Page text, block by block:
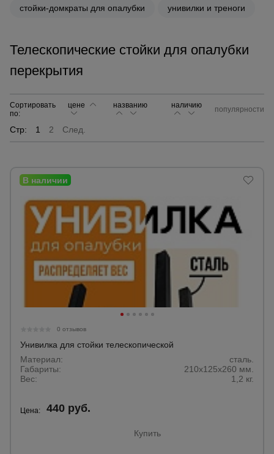
стойки-домкраты для опалубки унивилки и треноги
Телескопические стойки для опалубки
перекрытия
Сортировать
по:
цене названию наличию популярности
Стр: 1 2 След.
0 отзывов
Унивилка для стойки телескопической
Материал:
сталь.
Габариты:
210x125x260 мм.
Вес:
1,2 кг.
Цена: 440 руб.
Купить
брезенты
Мусоропровод
строительный
Фанера
ламинированная
Опалубка
арматурой
всех
товаров